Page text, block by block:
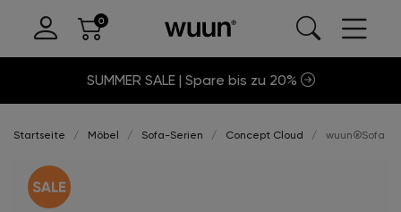
SUMMER SALE | Spare bis zu 20%
Startseite Möbel Sofa-Serien Concept Cloud wuun®Sofa